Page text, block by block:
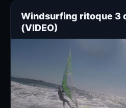
Windsurfing ritoque 3
(VIDEO)